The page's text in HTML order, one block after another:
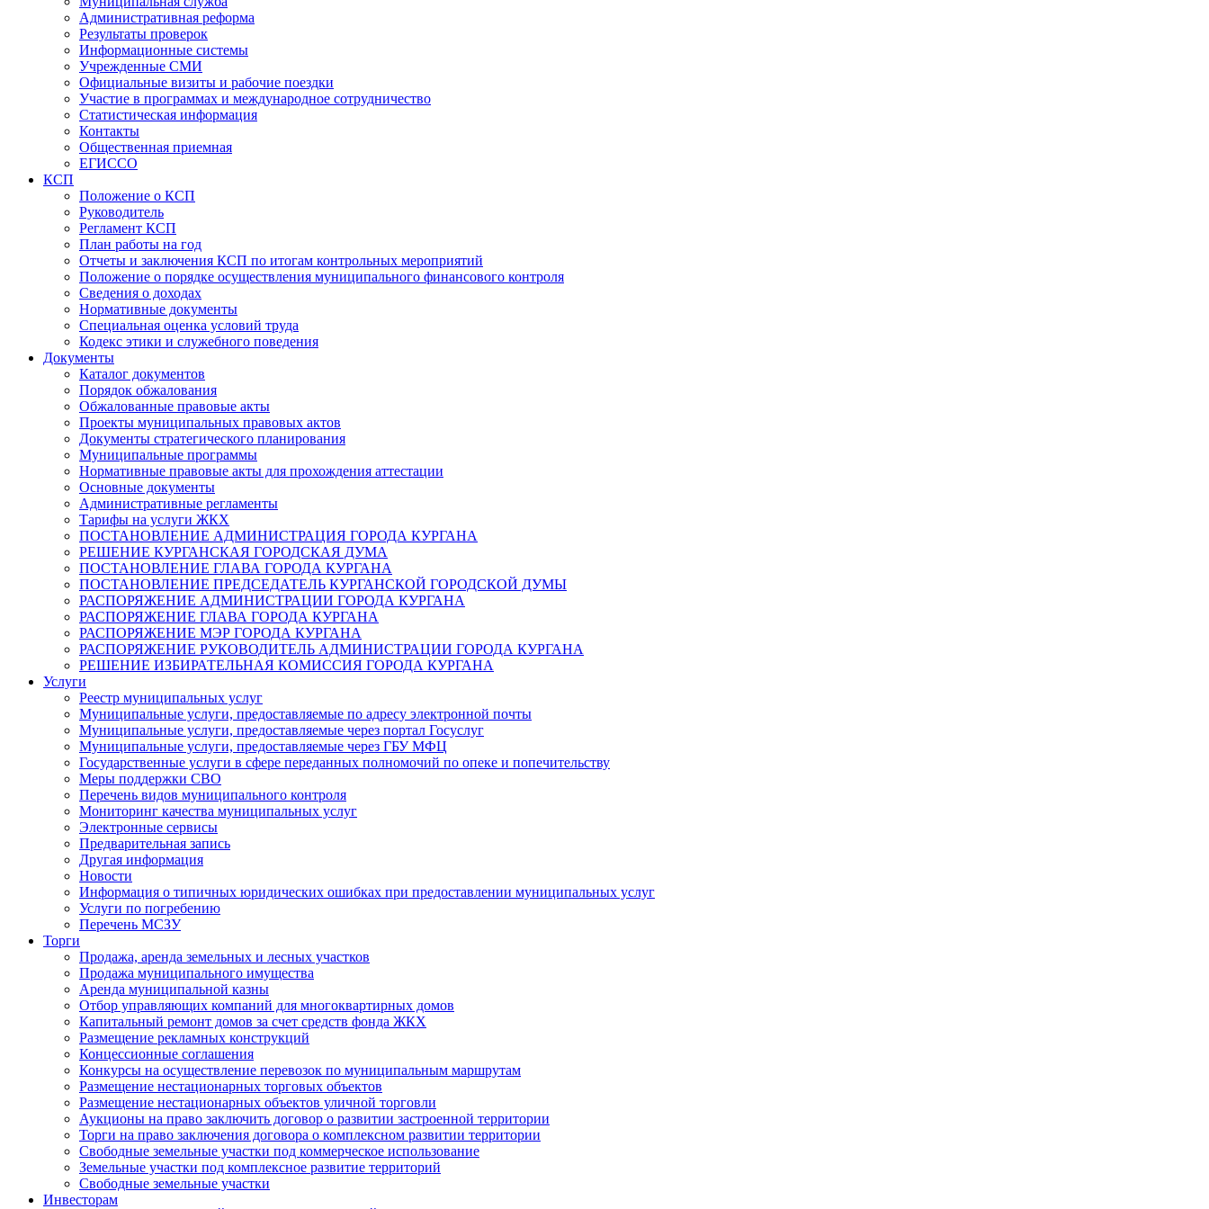
Административная реформа
Результаты проверок
Информационные системы
Учрежденные СМИ
Официальные визиты и рабочие поездки
Участие в программах и международное сотрудничество
Статистическая информация
Контакты
Общественная приемная
ЕГИССО
КСП
Положение о КСП
Руководитель
Регламент КСП
План работы на год
Отчеты и заключения КСП по итогам контрольных мероприятий
Положение о порядке осуществления муниципального финансового контроля
Сведения о доходах
Нормативные документы
Специальная оценка условий труда
Кодекс этики и служебного поведения
Документы
Каталог документов
Порядок обжалования
Обжалованные правовые акты
Проекты муниципальных правовых актов
Документы стратегического планирования
Муниципальные программы
Нормативные правовые акты для прохождения аттестации
Основные документы
Административные регламенты
Тарифы на услуги ЖКХ
ПОСТАНОВЛЕНИЕ АДМИНИСТРАЦИЯ ГОРОДА КУРГАНА
РЕШЕНИЕ КУРГАНСКАЯ ГОРОДСКАЯ ДУМА
ПОСТАНОВЛЕНИЕ ГЛАВА ГОРОДА КУРГАНА
ПОСТАНОВЛЕНИЕ ПРЕДСЕДАТЕЛЬ КУРГАНСКОЙ ГОРОДСКОЙ ДУМЫ
РАСПОРЯЖЕНИЕ АДМИНИСТРАЦИИ ГОРОДА КУРГАНА
РАСПОРЯЖЕНИЕ ГЛАВА ГОРОДА КУРГАНА
РАСПОРЯЖЕНИЕ МЭР ГОРОДА КУРГАНА
РАСПОРЯЖЕНИЕ РУКОВОДИТЕЛЬ АДМИНИСТРАЦИИ ГОРОДА КУРГАНА
РЕШЕНИЕ ИЗБИРАТЕЛЬНАЯ КОМИССИЯ ГОРОДА КУРГАНА
Услуги
Реестр муниципальных услуг
Муниципальные услуги, предоставляемые по адресу электронной почты
Муниципальные услуги, предоставляемые через портал Госуслуг
Муниципальные услуги, предоставляемые через ГБУ МФЦ
Государственные услуги в сфере переданных полномочий по опеке и попечительству
Меры поддержки СВО
Перечень видов муниципального контроля
Мониторинг качества муниципальных услуг
Электронные сервисы
Предварительная запись
Другая информация
Новости
Информация о типичных юридических ошибках при предоставлении муниципальных услуг
Услуги по погребению
Перечень МСЗУ
Торги
Продажа, аренда земельных и лесных участков
Продажа муниципального имущества
Аренда муниципальной казны
Отбор управляющих компаний для многоквартирных домов
Капитальный ремонт домов за счет средств фонда ЖКХ
Размещение рекламных конструкций
Концессионные соглашения
Конкурсы на осуществление перевозок по муниципальным маршрутам
Размещение нестационарных торговых объектов
Размещение нестационарных объектов уличной торговли
Аукционы на право заключить договор о развитии застроенной территории
Торги на право заключения договора о комплексном развитии территории
Свободные земельные участки под коммерческое использование
Земельные участки под комплексное развитие территорий
Свободные земельные участки
Инвесторам